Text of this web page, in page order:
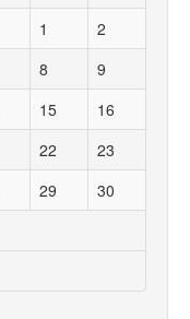
1
2
8
9
15
16
22
23
29
30